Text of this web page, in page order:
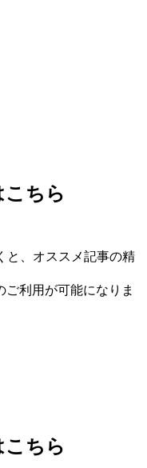
ちら
と、オススメ記事の精
利用が可能になりま
ちら